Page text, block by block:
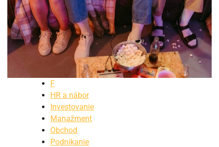
F
HR a nábor
Investovanie
Manažment
Obchod
Podnikanie